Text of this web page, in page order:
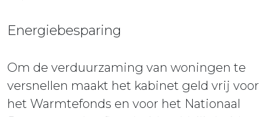
Energiebesparing
Om de verduurzaming van woningen te
versnellen maakt het kabinet geld vrij voor
het Warmtefonds en voor het Nationaal